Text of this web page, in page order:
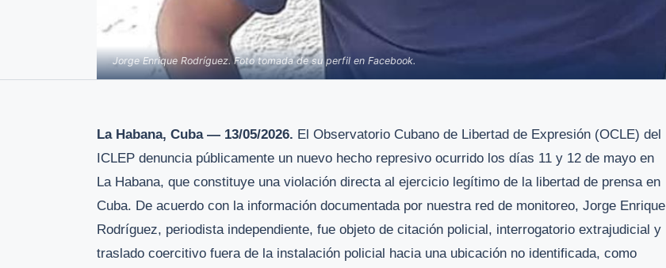
Jorge Enrique Rodríguez. Foto tomada de su perfil en Facebook.
La Habana, Cuba — 13/05/2026. El Observatorio Cubano de Libertad de Expresión (OCLE) del
ICLEP denuncia públicamente un nuevo hecho represivo ocurrido los días 11 y 12 de mayo en
La Habana, que constituye una violación directa al ejercicio legítimo de la libertad de prensa en
Cuba. De acuerdo con la información documentada por nuestra red de monitoreo, Jorge Enrique
Rodríguez, periodista independiente, fue objeto de citación policial, interrogatorio extrajudicial y
traslado coercitivo fuera de la instalación policial hacia una ubicación no identificada, como